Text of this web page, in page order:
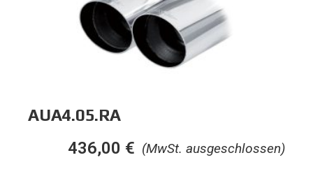
AUA4.05.RA
(MwSt. ausgeschlossen)
436,00 €